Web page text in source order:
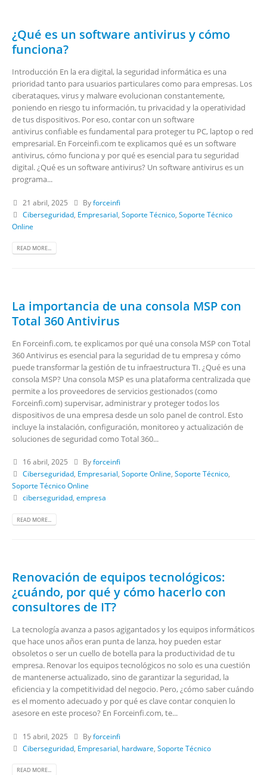
¿Qué es un software antivirus y cómo
funciona?
Introducción En la era digital, la seguridad informática es una
prioridad tanto para usuarios particulares como para empresas. Los
ciberataques, virus y malware evolucionan constantemente,
poniendo en riesgo tu información, tu privacidad y la operatividad
de tus dispositivos. Por eso, contar con un software
antivirus confiable es fundamental para proteger tu PC, laptop o red
empresarial. En Forceinfi.com te explicamos qué es un software
antivirus, cómo funciona y por qué es esencial para tu seguridad
digital. ¿Qué es un software antivirus? Un software antivirus es un
programa...
21 abril, 2025 Byforceinfi
Ciberseguridad, Empresarial Soporte Técnico, Soporte Técnico
Online
READ MORE...
La importancia de una consola MSP con
Total 360 Antivirus
En Forceinfi.com, te explicamos por qué una consola MSP con Total
360 Antivirus es esencial para la seguridad de tu empresa y cómo
puede transformar la gestión de tu infraestructura TI. ¿Qué es una
consola MSP? Una consola MSP es una plataforma centralizada que
permite a los proveedores de servicios gestionados (como
Forceinfi.com) supervisar, administrar y proteger todos los
dispositivos de una empresa desde un solo panel de control. Esto
incluye la instalación, configuración, monitoreo y actualización de
soluciones de seguridad como Total 360...
16 abril, 2025 Byforceinfi
Ciberseguridad, Empresarial, Soporte Online, Soporte Técnico,
Soporte Técnico Online
ciberseguridad, empresa
READ MORE...
Renovación de equipos tecnológicos:
¿cuándo, por qué y cómo hacerlo con
consultores de IT?
La tecnología avanza a pasos agigantados y los equipos informáticos
que hace unos años eran punta de lanza, hoy pueden estar
obsoletos o ser un cuello de botella para la productividad de tu
empresa. Renovar los equipos tecnológicos no solo es una cuestión
de mantenerse actualizado, sino de garantizar la seguridad, la
eficiencia y la competitividad del negocio. Pero, ¿cómo saber cuándo
es el momento adecuado y por qué es clave contar conquien lo
asesore en este proceso? En Forceinfi.com, te...
15 abril, 2025 Byforceinfi
Ciberseguridad, Empresarial hardware Soporte Técnico
READ MORE...